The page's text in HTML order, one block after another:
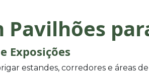
Pavilhões
Exposições
estandes, corredores e áreas